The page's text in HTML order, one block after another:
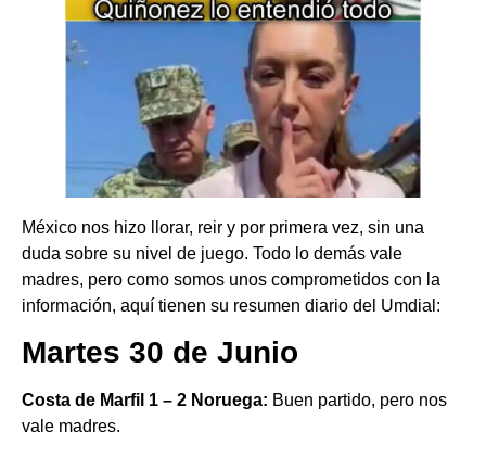
México nos hizo llorar, reir y por primera vez, sin una
duda sobre su nivel de juego. Todo lo demás vale
madres, pero como somos unos comprometidos con la
información, aquí tienen su resumen diario del Umdial:
Martes 30 de Junio
Costa de Marfil 1 – 2 Noruega: Buen partido, pero nos
vale madres.